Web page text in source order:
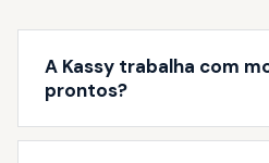
A Kassy trabalha com
prontos?